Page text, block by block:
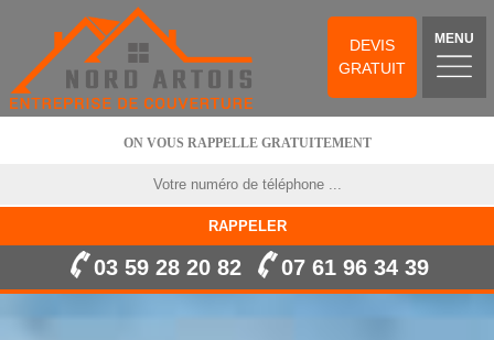
DEVIS
GRATUIT
MENU
ON VOUS RAPPELLE GRATUITEMENT
03 59 28 20 82 07 61 96 34 39